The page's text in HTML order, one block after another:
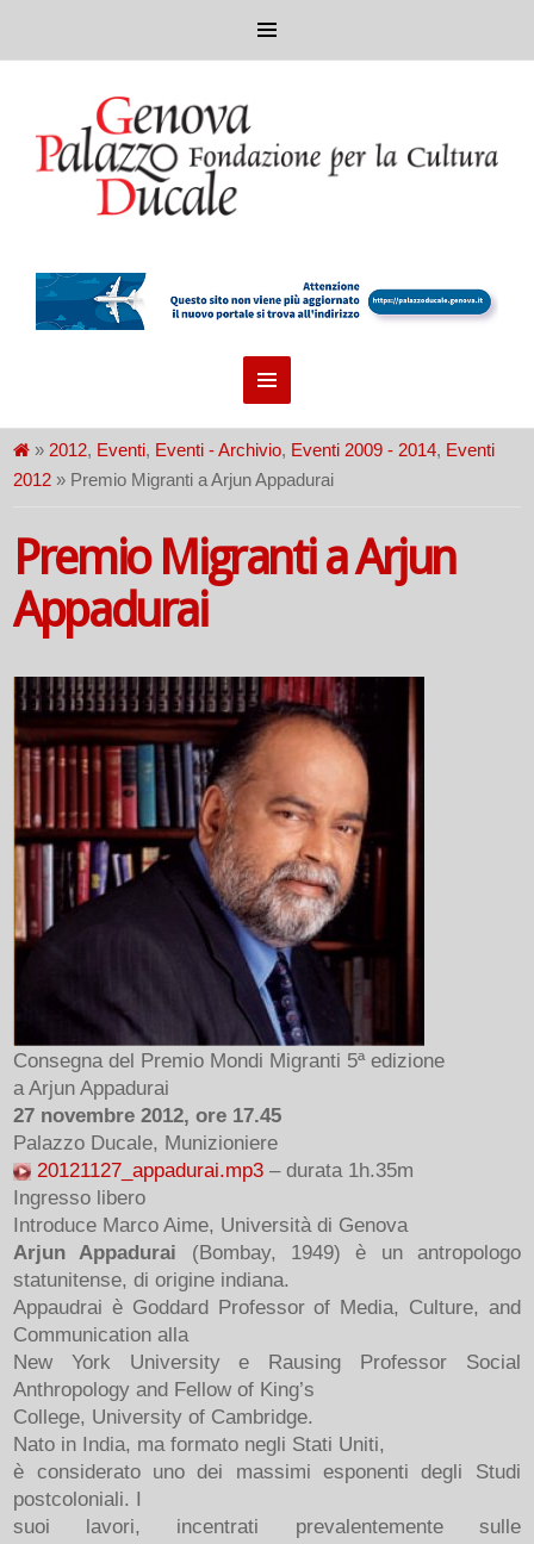
» 2012, Eventi, Eventi - Archivio, Eventi 2009 - 2014, Eventi
2012 » Premio Migranti a Arjun Appadurai
Premio Migranti a Arjun
Appadurai
Consegna del Premio Mondi Migranti 5ª edizione
a Arjun Appadurai
27 novembre 2012, ore 17.45
Palazzo Ducale, Munizioniere
20121127_appadurai.mp3 – durata 1h.35m
Ingresso libero
Introduce Marco Aime, Università di Genova
Arjun Appadurai (Bombay, 1949) è un antropologo
statunitense, di origine indiana.
Appaudrai è Goddard Professor of Media, Culture, and
Communication alla
New York University e Rausing Professor Social
Anthropology and Fellow of King’s
College, University of Cambridge.
Nato in India, ma formato negli Stati Uniti,
è considerato uno dei massimi esponenti degli Studi
postcoloniali. I
suoi lavori, incentrati prevalentemente sulle